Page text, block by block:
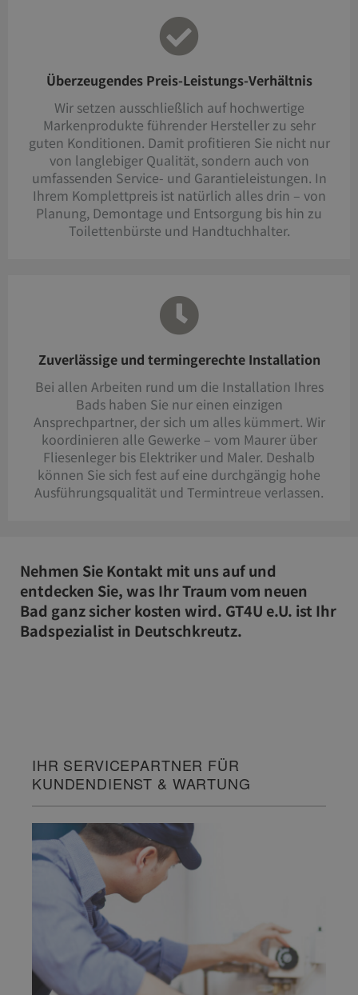
Überzeugendes Preis-Leistungs-Verhältnis
Wir setzen ausschließlich auf hochwertige
Markenprodukte führender Hersteller zu sehr
guten Konditionen. Damit profitieren Sie nicht nur
von langlebiger Qualität, sondern auch von
umfassenden Service- und Garantieleistungen. In
Ihrem Komplettpreis ist natürlich alles drin – von
Planung, Demontage und Entsorgung bis hin zu
Toilettenbürste und Handtuchhalter.
Zuverlässige und termingerechte Installation
Bei allen Arbeiten rund um die Installation Ihres
Bads haben Sie nur einen einzigen
Ansprechpartner, der sich um alles kümmert. Wir
koordinieren alle Gewerke – vom Maurer über
Fliesenleger bis Elektriker und Maler. Deshalb
können Sie sich fest auf eine durchgängig hohe
Ausführungsqualität und Termintreue verlassen.
Nehmen Sie Kontakt mit uns auf und
entdecken Sie, was Ihr Traum vom neuen
Bad ganz sicher kosten wird. GT4U e.U. ist Ihr
Badspezialist in Deutschkreutz.
IHR SERVICEPARTNER FÜR
KUNDENDIENST & WARTUNG